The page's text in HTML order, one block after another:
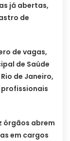
já abertas,
de
de vagas,
de Saúde
de Janeiro,
profissionais
órgãos abrem
em cargos